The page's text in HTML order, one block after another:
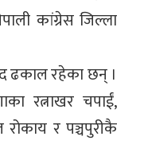
कांग्रेस जिल्ला
ढकाल रहेका छन् ।
रत्नाखर चपाईं,
रोकाय र पञ्चपुरीकै